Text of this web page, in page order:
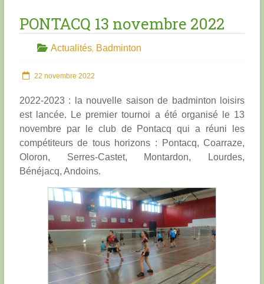
etPONTACQ 13 novembre 2022
Actualités, Badminton
22 novembre 2022
2022-2023 : la nouvelle saison de badminton loisirs
est lancée. Le premier tournoi a été organisé le 13
novembre par le club de Pontacq qui a réuni les
compétiteurs de tous horizons : Pontacq, Coarraze,
Oloron, Serres-Castet, Montardon, Lourdes,
Bénéjacq, Andoins.